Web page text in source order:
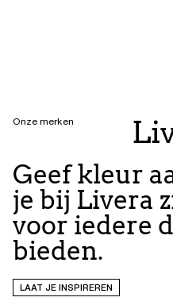
Onze merken
Geef kleur
je bij Livera
voor iedere
bieden.
LAAT JE INSPIREREN